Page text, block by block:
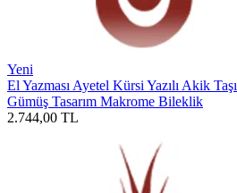
Yeni
El Yazması Ayetel Kürsi Yazılı Akik Taşı
Gümüş Tasarım Makrome Bileklik
2.744,00 TL